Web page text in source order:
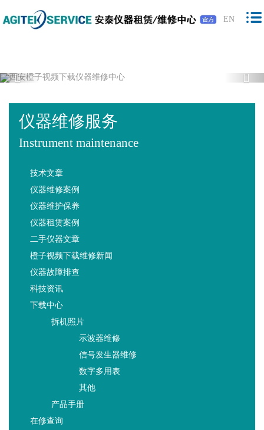
橙子视频下载,橙子视频软件,免费橙子视
频,橙子视频最新版下载
EN
Previous
仪器维修服务
Instrument maintenance
技术文章
仪器维修案例
仪器维护保养
仪器租赁案例
二手仪器文章
橙子视频下载维修新闻
仪器故障排查
科技资讯
下载中心
拆机照片
示波器维修
信号发生器维修
数字多用表
其他
产品手册
在修查询